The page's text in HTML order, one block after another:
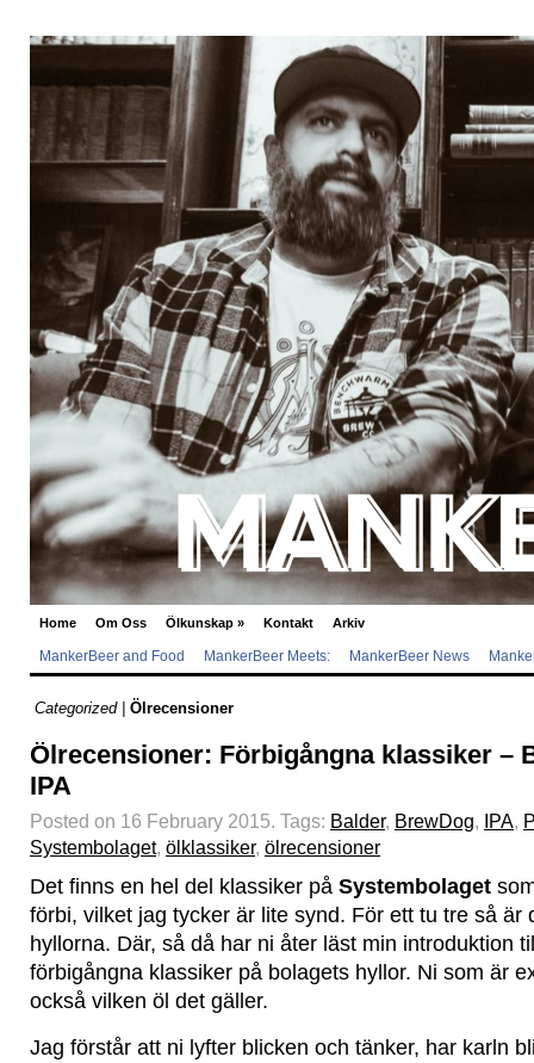
Home Om Oss Ölkunskap » Kontakt Arkiv
MankerBeer and Food MankerBeer Meets: MankerBeer News
Categorized | Ölrecensioner
Ölrecensioner: Förbigångna klassiker –
IPA
Posted on 16 February 2015. Tags: Balder, BrewDog, IPA,
Systembolaget, ölklassiker, ölrecensioner
Det finns en hel del klassiker på Systembolaget
förbi, vilket jag tycker är lite synd. För ett tu tre så är
hyllorna. Där, så då har ni åter läst min introduktion
förbigångna klassiker på bolagets hyllor. Ni som är
också vilken öl det gäller.
Jag förstår att ni lyfter blicken och tänker, har karln